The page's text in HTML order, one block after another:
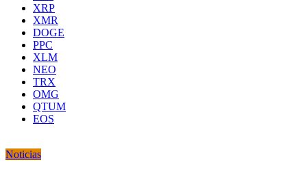
XRP
XMR
DOGE
PPC
XLM
NEO
TRX
OMG
QTUM
EOS
Noticias